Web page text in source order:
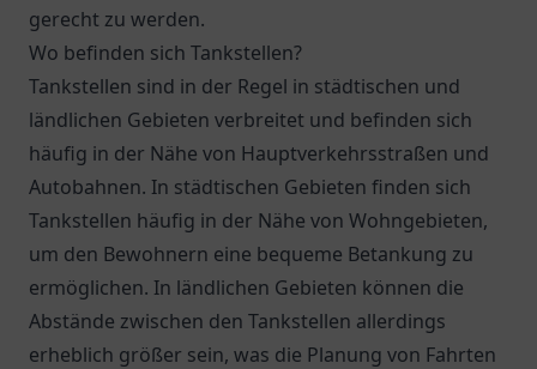
gerecht zu werden.
Wo befinden sich Tankstellen?
Tankstellen sind in der Regel in städtischen und
ländlichen Gebieten verbreitet und befinden sich
häufig in der Nähe von Hauptverkehrsstraßen und
Autobahnen. In städtischen Gebieten finden sich
Tankstellen häufig in der Nähe von Wohngebieten,
um den Bewohnern eine bequeme Betankung zu
ermöglichen. In ländlichen Gebieten können die
Abstände zwischen den Tankstellen allerdings
erheblich größer sein, was die Planung von Fahrten